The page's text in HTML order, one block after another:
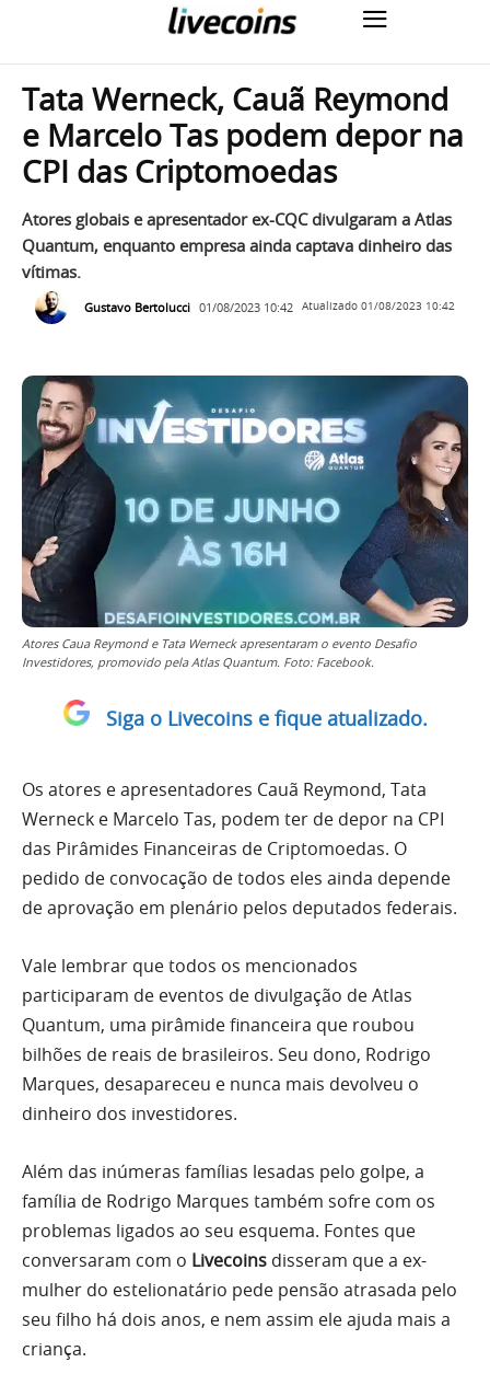
Tata Werneck, Cauã Reymond
e Marcelo Tas podem depor na
CPI das Criptomoedas
Atores globais e apresentador ex-CQC divulgaram a Atlas
Quantum, enquanto empresa ainda captava dinheiro das
vítimas.
Gustavo Bertolucci 01/08/2023 10:42 Atualizado 01/08/2023 10:42
Atores Caua Reymond e Tata Werneck apresentaram o evento Desafio
Investidores, promovido pela Atlas Quantum. Foto: Facebook.
Siga o Livecoins e fique atualizado.
Os atores e apresentadores Cauã Reymond, Tata
Werneck e Marcelo Tas, podem ter de depor na CPI
das Pirâmides Financeiras de Criptomoedas. O
pedido de convocação de todos eles ainda depende
de aprovação em plenário pelos deputados federais.
Vale lembrar que todos os mencionados
participaram de eventos de divulgação de Atlas
Quantum, uma pirâmide financeira que roubou
bilhões de reais de brasileiros. Seu dono, Rodrigo
Marques, desapareceu e nunca mais devolveu o
dinheiro dos investidores.
Além das inúmeras famílias lesadas pelo golpe, a
família de Rodrigo Marques também sofre com os
problemas ligados ao seu esquema. Fontes que
conversaram com o Livecoins disseram que a ex-
mulher do estelionatário pede pensão atrasada pelo
seu filho há dois anos, e nem assim ele ajuda mais a
criança.